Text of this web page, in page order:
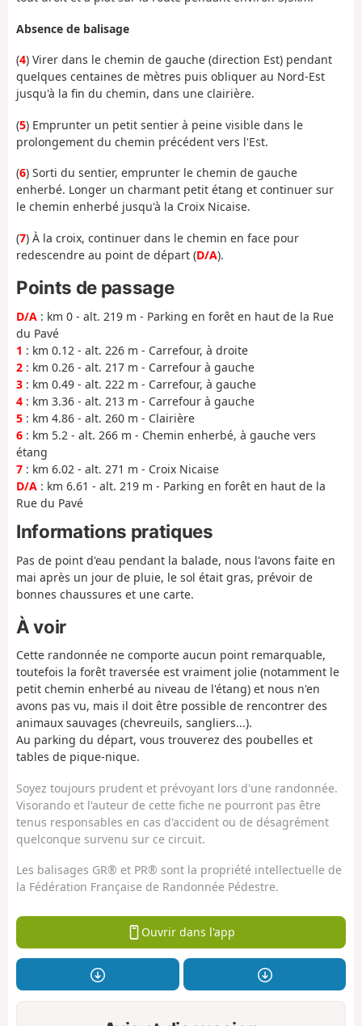
Absence de balisage
(4) Virer dans le chemin de gauche (direction Est) pendant
quelques centaines de mètres puis obliquer au Nord-Est
jusqu'à la fin du chemin, dans une clairière.
(5) Emprunter un petit sentier à peine visible dans le
prolongement du chemin précédent vers l'Est.
(6) Sorti du sentier, emprunter le chemin de gauche
enherbé. Longer un charmant petit étang et continuer sur
le chemin enherbé jusqu'à la Croix Nicaise.
(7) À la croix, continuer dans le chemin en face pour
redescendre au point de départ (D/A).
Points de passage
D/A : km 0 - alt. 219 m - Parking en forêt en haut de la Rue
du Pavé
1 : km 0.12 - alt. 226 m - Carrefour, à droite
2 : km 0.26 - alt. 217 m - Carrefour à gauche
3 : km 0.49 - alt. 222 m - Carrefour, à gauche
4 : km 3.36 - alt. 213 m - Carrefour à gauche
5 : km 4.86 - alt. 260 m - Clairière
6 : km 5.2 - alt. 266 m - Chemin enherbé, à gauche vers
étang
7 : km 6.02 - alt. 271 m - Croix Nicaise
D/A : km 6.61 - alt. 219 m - Parking en forêt en haut de la
Rue du Pavé
Informations pratiques
Pas de point d'eau pendant la balade, nous l'avons faite en
mai après un jour de pluie, le sol était gras, prévoir de
bonnes chaussures et une carte.
À voir
Cette randonnée ne comporte aucun point remarquable,
toutefois la forêt traversée est vraiment jolie (notamment le
petit chemin enherbé au niveau de l'étang) et nous n'en
avons pas vu, mais il doit être possible de rencontrer des
animaux sauvages (chevreuils, sangliers...).
Au parking du départ, vous trouverez des poubelles et
tables de pique-nique.
Soyez toujours prudent et prévoyant lors d'une randonnée.
Visorando et l'auteur de cette fiche ne pourront pas être
tenus responsables en cas d'accident ou de désagrément
quelconque survenu sur ce circuit.
Les balisages GR® et PR® sont la propriété intellectuelle de
la Fédération Française de Randonnée Pédestre.
Ouvrir dans l'app